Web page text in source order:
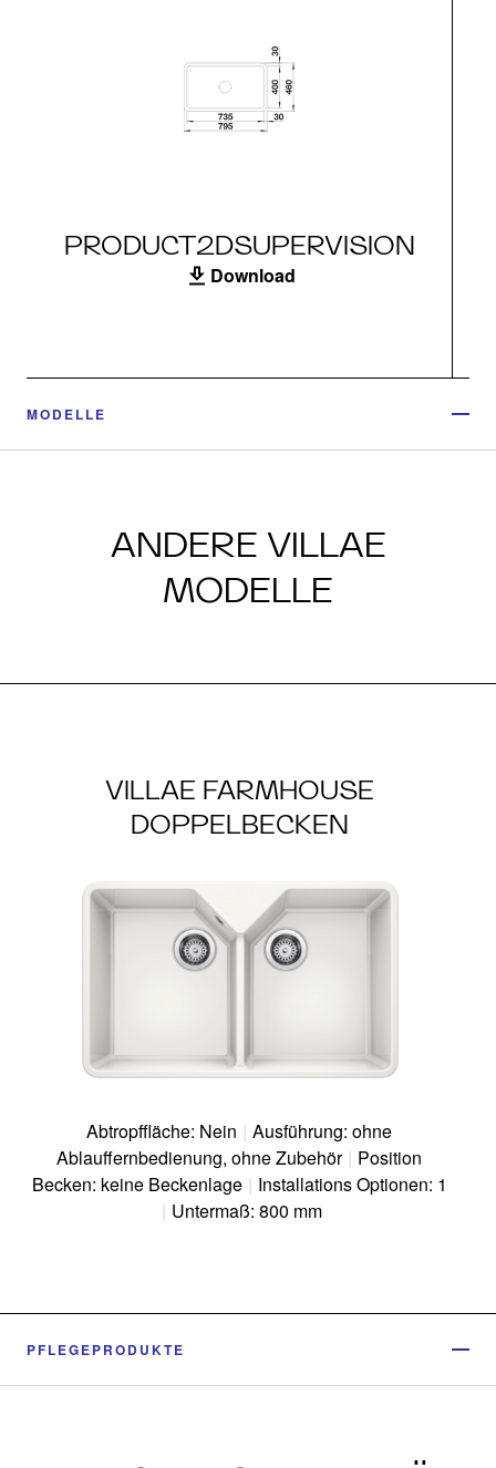
PRODUCT2DSUPERVISION
Download
MODELLE
ANDERE VILLAE
MODELLE
VILLAE FARMHOUSE
DOPPELBECKEN
Abtropffläche: Nein | Ausführung: ohne
Ablauffernbedienung, ohne Zubehör | Position
Becken: keine Beckenlage | Installations Optionen: 1
| Untermaß: 800 mm
PFLEGEPRODUKTE